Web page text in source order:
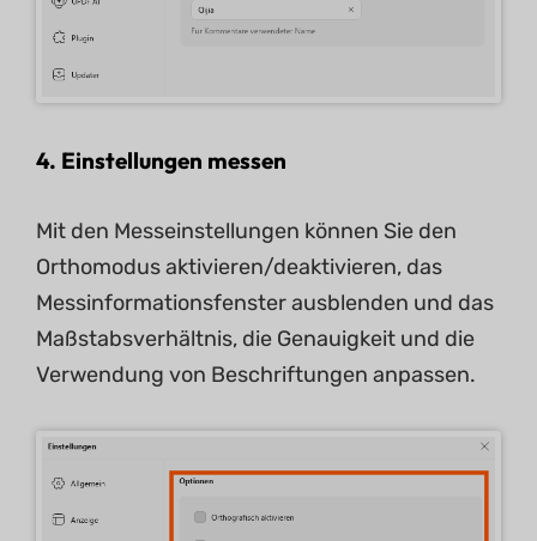
4. Einstellungen messen
Mit den Messeinstellungen können Sie den
Orthomodus aktivieren/deaktivieren, das
Messinformationsfenster ausblenden und das
Maßstabsverhältnis, die Genauigkeit und die
Verwendung von Beschriftungen anpassen.